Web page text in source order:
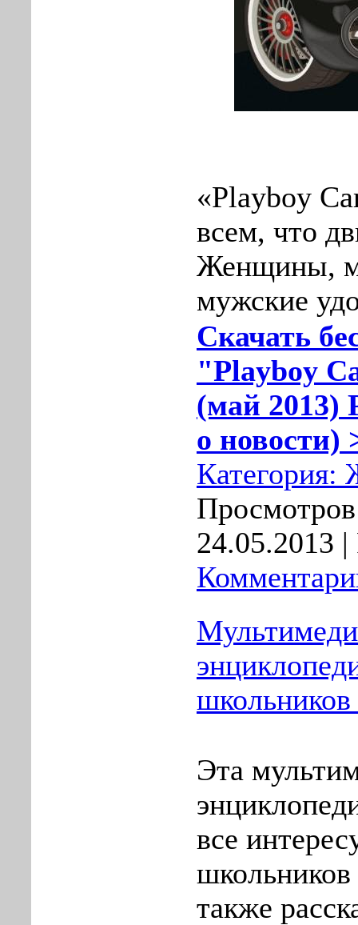
«Playboy
всем, что
Женщины,
мужские
Скачать
"Playboy
(май 2013)
о новости)
Категория:
24.05.2013 |
Эта
все
также